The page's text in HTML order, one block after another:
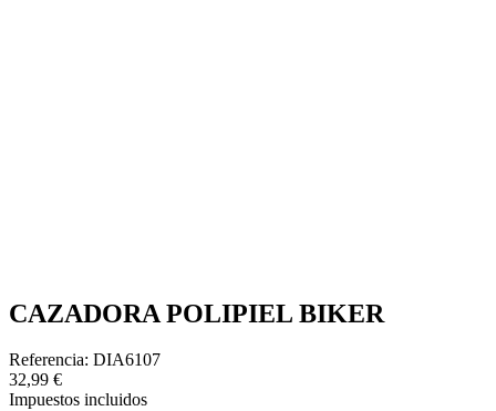
CAZADORA POLIPIEL BIKER
Referencia: DIA6107
32,99 €
Impuestos incluidos